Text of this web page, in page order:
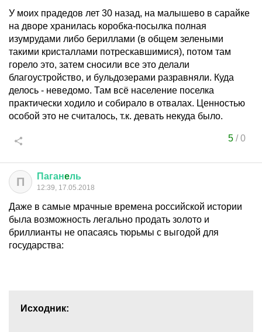
У моих прадедов лет 30 назад, на малышево в сарайке
на дворе хранилась коробка-посылка полная
изумрудами либо бериллами (в общем зелеными
такими кристаллами потрескавшимися), потом там
горело это, затем сносили все это делали
благоустройство, и бульдозерами разравняли. Куда
делось - неведомо. Там всё население поселка
практически ходило и собирало в отвалах. Ценностью
особой это не считалось, т.к. девать некуда было.
5/0
П Паганeль
12:39, 17.05.2018
Даже в самые мрачные времена российской истории
была возможность легально продать золото и
бриллианты не опасаясь тюрьмы с выгодой для
государства:
Исходник: